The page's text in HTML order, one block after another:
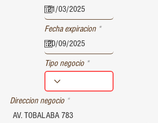
u
i
d
Fecha expiracion *r
u
r
d
Tipo negocio
Direccion negocio